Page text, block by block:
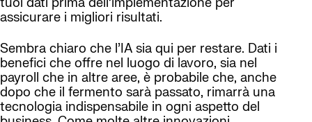
tuoi dati prima dell’implementazione per
assicurare i migliori risultati.
Sembra chiaro che l’IA sia qui per restare. Dati i
benefici che offre nel luogo di lavoro, sia nel
payroll che in altre aree, è probabile che, anche
dopo che il fermento sarà passato, rimarrà una
tecnologia indispensabile in ogni aspetto del